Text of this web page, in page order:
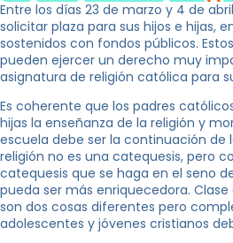
Entre los días 23 de marzo y 4 de
solicitar plaza para sus hijos e hijas,
sostenidos con fondos públicos.
pueden ejercer un derecho muy
asignatura de religión católica para
Es coherente que los padres
hijas la enseñanza de la religión y
escuela debe ser la continuación de
religión no es una catequesis, pero
catequesis que se haga en el seno
pueda ser más enriquecedora.
son dos cosas diferentes pero
adolescentes y jóvenes cristianos